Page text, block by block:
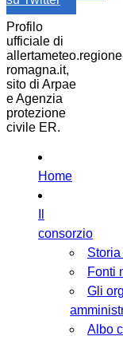
Profilo
ufficiale di
romagna.it,
sito di Arpae
e Agenzia
protezione
civile ER.
Home
consorzio
Fonti
Gli
Albo